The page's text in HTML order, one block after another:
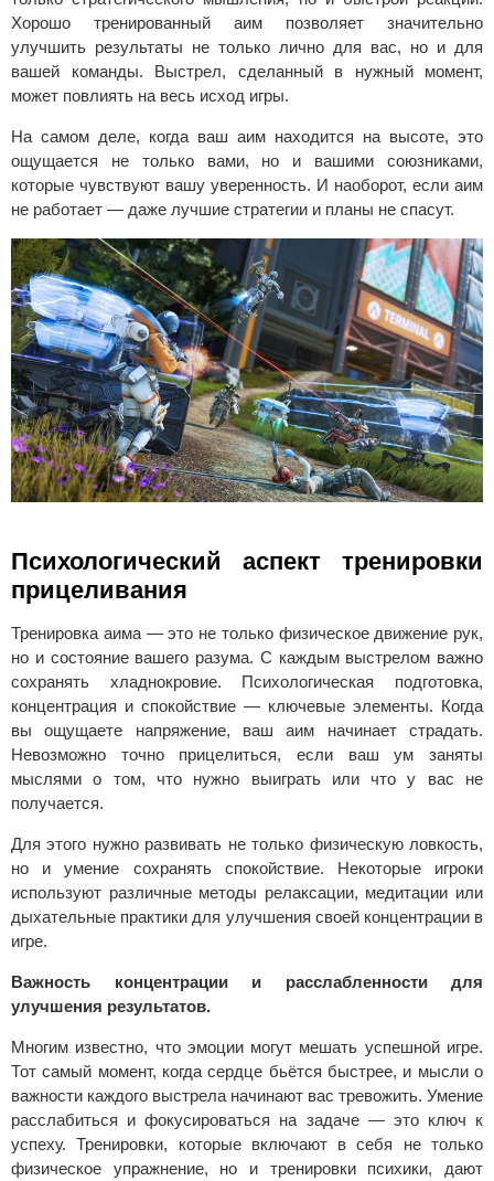
Хорошо тренированный аим позволяет значительно
улучшить результаты не только лично для вас, но и для
вашей команды. Выстрел, сделанный в нужный момент,
может повлиять на весь исход игры.
На самом деле, когда ваш аим находится на высоте, это
ощущается не только вами, но и вашими союзниками,
которые чувствуют вашу уверенность. И наоборот, если аим
не работает — даже лучшие стратегии и планы не спасут.
Психологический аспект тренировки
прицеливания
Тренировка аима — это не только физическое движение рук,
но и состояние вашего разума. С каждым выстрелом важно
сохранять хладнокровие. Психологическая подготовка,
концентрация и спокойствие — ключевые элементы. Когда
вы ощущаете напряжение, ваш аим начинает страдать.
Невозможно точно прицелиться, если ваш ум заняты
мыслями о том, что нужно выиграть или что у вас не
получается.
Для этого нужно развивать не только физическую ловкость,
но и умение сохранять спокойствие. Некоторые игроки
используют различные методы релаксации, медитации или
дыхательные практики для улучшения своей концентрации в
игре.
Важность концентрации и расслабленности для
улучшения результатов.
Многим известно, что эмоции могут мешать успешной игре.
Тот самый момент, когда сердце бьётся быстрее, и мысли о
важности каждого выстрела начинают вас тревожить. Умение
расслабиться и фокусироваться на задаче — это ключ к
успеху. Тренировки, которые включают в себя не только
физическое упражнение, но и тренировки психики, дают